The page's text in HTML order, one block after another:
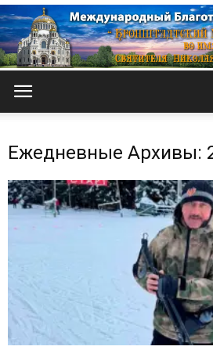
собор
Ежедневные Архивы: